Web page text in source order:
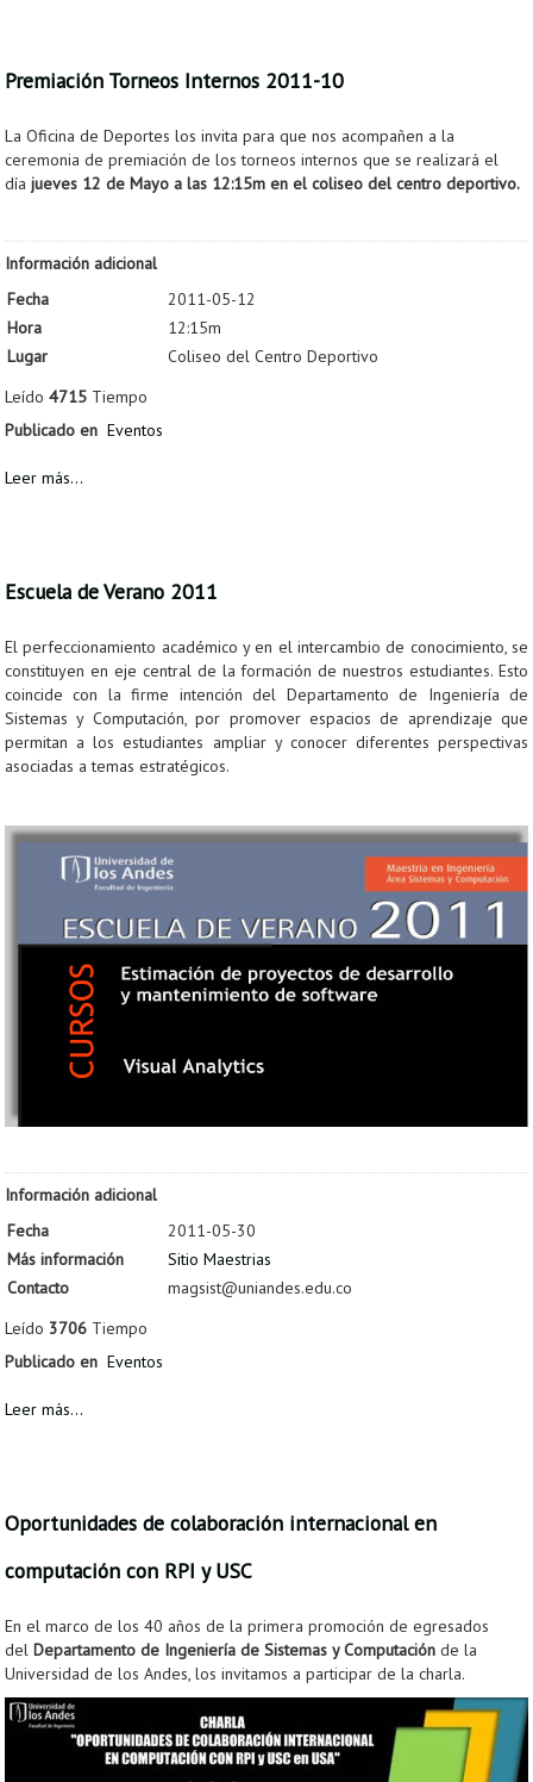
Premiación Torneos Internos 2011-10
La Oficina de Deportes los invita para que nos acompañen a la
ceremonia de premiación de los torneos internos que se realizará el
día jueves 12 de Mayo a las 12:15m en el coliseo del centro deportivo.
Información adicional
Fecha
2011-05-12
Hora
12:15m
Lugar
Coliseo del Centro Deportivo
Leído 4715 Tiempo
Publicado en Eventos
Leer más...
Escuela de Verano 2011
El perfeccionamiento académico y en el intercambio de conocimiento, se
constituyen en eje central de la formación de nuestros estudiantes. Esto
coincide con la firme intención del Departamento de Ingeniería de
Sistemas y Computación, por promover espacios de aprendizaje que
permitan a los estudiantes ampliar y conocer diferentes perspectivas
asociadas a temas estratégicos.
Información adicional
Fecha
2011-05-30
Más información
Sitio Maestrias
Contacto
magsist@uniandes.edu.co
Leído 3706 Tiempo
Publicado en Eventos
Leer más...
Oportunidades de colaboración internacional en
computación con RPI y USC
En el marco de los 40 años de la primera promoción de egresados
del Departamento de Ingeniería de Sistemas y Computación de la
Universidad de los Andes, los invitamos a participar de la charla.